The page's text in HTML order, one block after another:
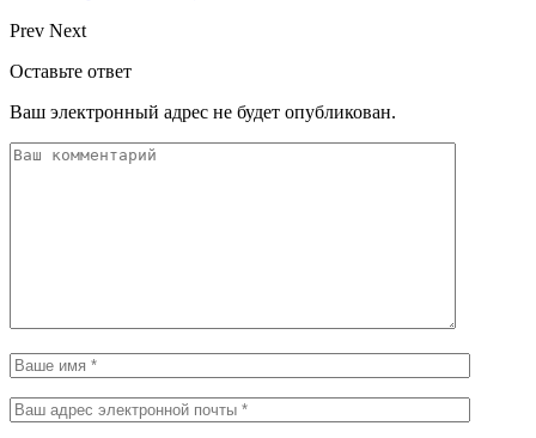
Prev Next
Оставьте ответ
Ваш электронный адрес не будет опубликован.